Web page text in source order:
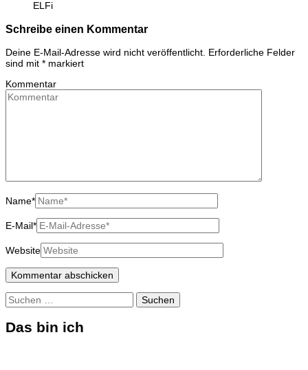
ELFi
Schreibe einen Kommentar
Deine E-Mail-Adresse wird nicht veröffentlicht. Erforderliche Felder
sind mit * markiert
Kommentar
Name*
E-Mail*
Website
Suchen
nach:
Das bin ich